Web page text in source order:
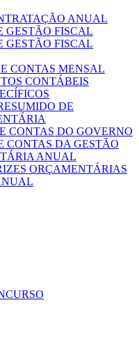
ANUAL
GESTÃO FISCAL
GESTÃO FISCAL
CONTAS MENSAL
CONTÁBEIS
DE
CONTAS DO GOVERNO
CONTAS DA GESTÃO
ANUAL
ORÇAMENTÁRIAS